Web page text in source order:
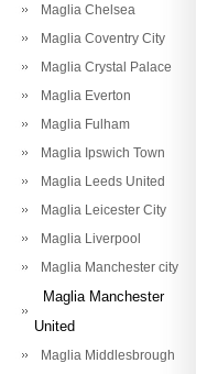
Maglia Chelsea
Maglia Coventry City
Maglia Crystal Palace
Maglia Everton
Maglia Fulham
Maglia Ipswich Town
Maglia Leeds United
Maglia Leicester City
Maglia Liverpool
Maglia Manchester city
Maglia Manchester
United
Maglia Middlesbrough